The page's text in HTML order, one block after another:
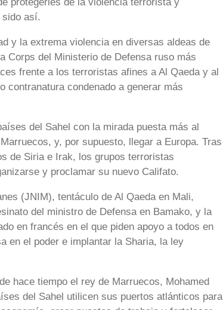
sido así.
y la extrema violencia en diversas aldeas de
Corps del Ministerio de Defensa ruso más
frente a los terroristas afines a Al Qaeda y al
contranatura condenado a generar más
del Sahel con la mirada puesta más al
y, por supuesto, llegar a Europa. Tras
de Siria e Irak, los grupos terroristas
y proclamar su nuevo Califato.
(JNIM), tentáculo de Al Qaeda en Mali,
del ministro de Defensa en Bamako, y la
en francés en el que piden apoyo a todos en
en el poder e implantar la Sharia, la ley
hace tiempo el rey de Marruecos, Mohamed
del Sahel utilicen sus puertos atlánticos para